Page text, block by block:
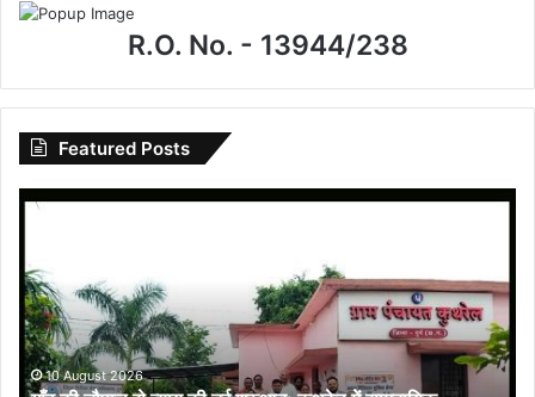
R.O. No. - 13944/238
Featured Posts
गाँव
से
न्याय
की
नई
शुरुआत:10 August 2026